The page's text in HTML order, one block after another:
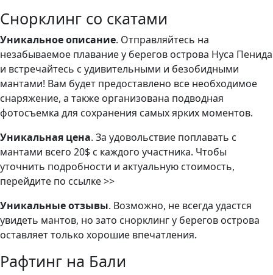
Снорклинг со скатами
Уникальное описание. Отправляйтесь на
незабываемое плавание у берегов острова Нуса Пенида
и встречайтесь с удивительными и безобидными
мантами! Вам будет предоставлено все необходимое
снаряжение, а также организована подводная
фотосъемка для сохранения самых ярких моментов.
Уникальная цена. За удовольствие поплавать с
мантами всего 20$ с каждого участника. Чтобы
уточнить подробности и актуальную стоимость,
перейдите по ссылке >>
Уникальные отзывы. Возможно, не всегда удастся
увидеть мантов, но зато снорклинг у берегов острова
оставляет только хорошие впечатления.
Рафтинг на Бали